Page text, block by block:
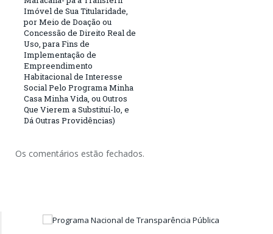
Imóvel de Sua Titularidade,
por Meio de Doação ou
Concessão de Direito Real de
Uso, para Fins de
Implementação de
Empreendimento
Habitacional de Interesse
Social Pelo Programa Minha
Casa Minha Vida, ou Outros
Que Vierem a Substituí-lo, e
Dá Outras Providências)
Os comentários estão fechados.